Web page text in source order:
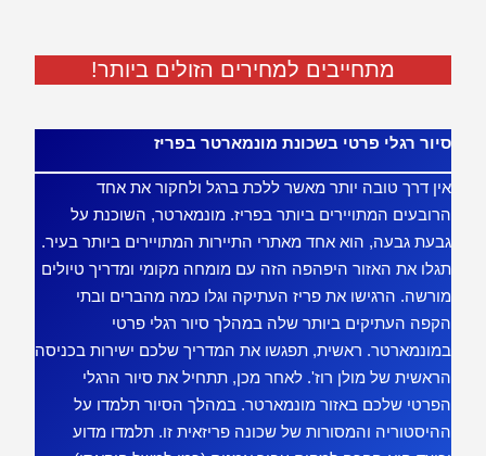
מתחייבים למחירים הזולים ביותר!
סיור רגלי פרטי בשכונת מונמארטר בפריז
אין דרך טובה יותר מאשר ללכת ברגל ולחקור את אחד
הרובעים המתויירים ביותר בפריז. מונמארטר, השוכנת על
גבעת גבעה, הוא אחד מאתרי התיירות המתויירים ביותר בעיר.
תגלו את האזור היפהפה הזה עם מומחה מקומי ומדריך טיולים
מורשה. הרגישו את פריז העתיקה וגלו כמה מהברים ובתי
הקפה העתיקים ביותר שלה במהלך סיור רגלי פרטי
במונמארטר. ראשית, תפגשו את המדריך שלכם ישירות בכניסה
הראשית של מולן רוז'. לאחר מכן, תתחיל את סיור הרגלי
הפרטי שלכם באזור מונמארטר. במהלך הסיור תלמדו על
ההיסטוריה והמסורות של שכונה פריזאית זו. תלמדו מדוע